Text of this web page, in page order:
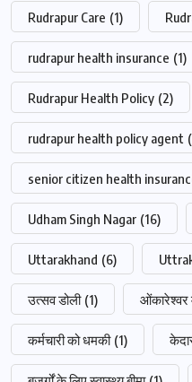
Rudrapur Care (1)
rudrapur health insurance (1)
Rudrapur Health Policy (2)
rudrapur health policy agent
senior citizen health
Udham Singh Nagar (16)
Uttarakhand (6)
उत्सव डोली (1) ओंकारेश्वर
कर्मचारी को धमकी (1)